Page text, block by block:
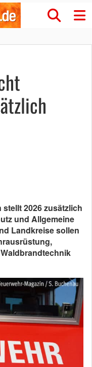
2026 zusätzlich
und Allgemeine
Landkreise sollen